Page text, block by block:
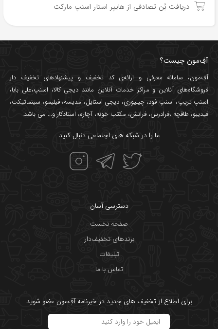
دریافت بُن تصادفی از هایپر استار اسنپ مارکت
آفِ‌مون چیست؟
آفِ‌مون، سامانه معرفی و ارائه‌یکد تخفیف و پیشنهادهای تخفیف دار
فروشگاه‌های آنلاین و مراکز خدمات آنلاین مانند دیجی کالا، اسنپ،علی بابا،
اسنپ تریپ، اسنپ فود،چیلیوری، دیجی استایل، مدیسه،فیلیمو، سینماتیکت،
فیدیبو، طاقچه ،فرادرس، فرانش، مکتب خونه،آچاره، استادکار و... می باشد.
ما را در شبکه های اجتماعی دنبال کنید
دسترسی آسان
صفحه نخست
برندهای تخفیف‌دار
تبلیغات
تماس با ما
برای اطلاع از تخفیف های جدید در خبرنامه آفِ‌مون عضو شوید